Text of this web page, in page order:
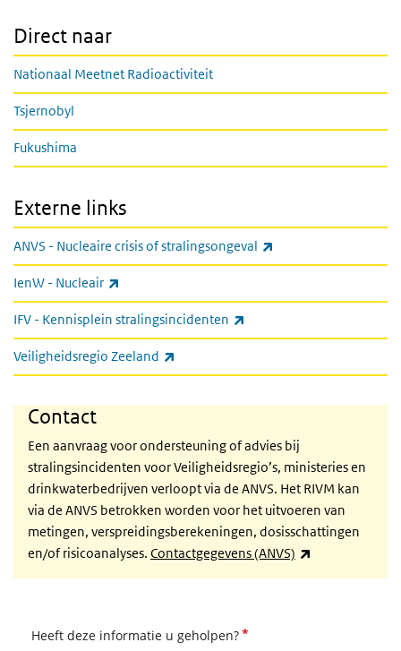
Direct naar
Nationaal Meetnet Radioactiviteit
Tsjernobyl
Fukushima
Externe links
ANVS - Nucleaire crisis of stralingsongeval
IenW - Nucleair
IFV - Kennisplein stralingsincidenten
Veiligheidsregio Zeeland
Contact
Een aanvraag voor ondersteuning of advies bij
stralingsincidenten voor Veiligheidsregio’s, ministeries en
drinkwaterbedrijven verloopt via de ANVS. Het RIVM kan
via de ANVS betrokken worden voor het uitvoeren van
metingen, verspreidingsberekeningen, dosisschattingen
en/of risicoanalyses. Contactgegevens (ANVS)
Heeft deze informatie u geholpen?*